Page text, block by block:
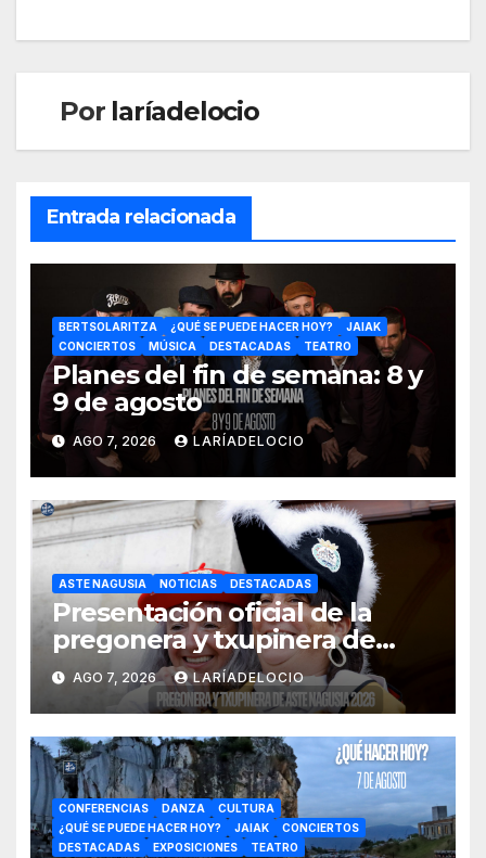
Por laríadelocio
Entrada relacionada
BERTSOLARITZA ¿QUÉ SE PUEDE HACER HOY?
JAIAK
CONCIERTOS
MÚSICA DESTACADAS TEATRO
Planes del fin de semana: 8 y
9 de agosto
AGO 7, 2026 LARÍADELOCIO
ASTE NAGUSIA NOTICIAS DESTACADAS
Presentación oficial de la
pregonera y txupinera de
Aste Nagusia 2026
AGO 7, 2026 LARÍADELOCIO
CONFERENCIAS DANZA
CULTURA
¿QUÉ SE PUEDE HACER HOY?
JAIAK
CONCIERTOS
DESTACADAS
EXPOSICIONES TEATRO